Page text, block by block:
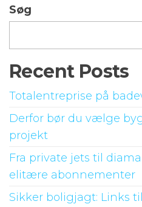
Søg
Recent Posts
Totalentreprise på
Derfor bør du vælge
projekt
Fra private jets til
elitære abonnementer
Sikker boligjagt: Links